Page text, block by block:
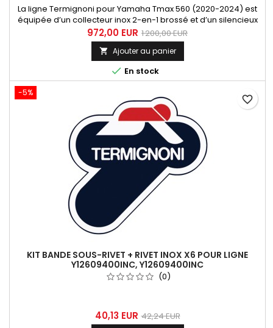
La ligne Termignoni pour Yamaha Tmax 560 (2020-2024) est
équipée d’un collecteur inox 2-en-1 brossé et d’un silencieux
Relevance court hexagonal titane noir avec embout carbone.
La ligne comprend une protection anti-chaleur avec logo
Termignoni gravé au laser. Le silencieux est fixé de manière
esthétique et discrète, sans collier. Cette ligne...
972,00 EUR 1 200,00 EUR
 Ajouter au panier
 En stock
-5%
KIT BANDE SOUS-RIVET + RIVET INOX X6 POUR LIGNE
Y12609400INC, Y12609400INC
(0)
40,13 EUR 42,24 EUR
favorite_border